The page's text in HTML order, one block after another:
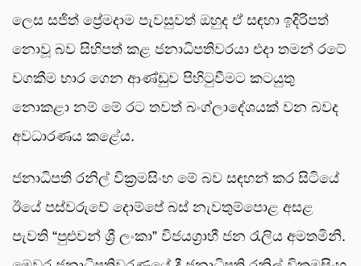
ලෙස සජිත් ප්‍රේමදාම පැවසුවත් ඔහුද ඒ සඳහා ඉදිරිපත්
නොවූ බව සිහිපත් කළ ජනාධිපතිවරයා එදා තමන් රටේ
වගකීම භාර ගෙන ආණ්ඩුව පිහිටුවීමට කටයුතු
නොකළා නම් මේ රට තවත් බංග්ලාදේශයක් වන බවද
අවධාරණය කළේය.
ජනාධිපති රනිල් වික්‍රමසිංහ මේ බව සඳහන් කර සිටියේ
ඊයේ පස්වරුවේ දොම්පේ බස් නැවතුම්පොළ අසළ
පැවති “පුළුවන් ශ්‍රී ලංකා” විජයග්‍රාහී ජන රැලිය අමතමිනි.